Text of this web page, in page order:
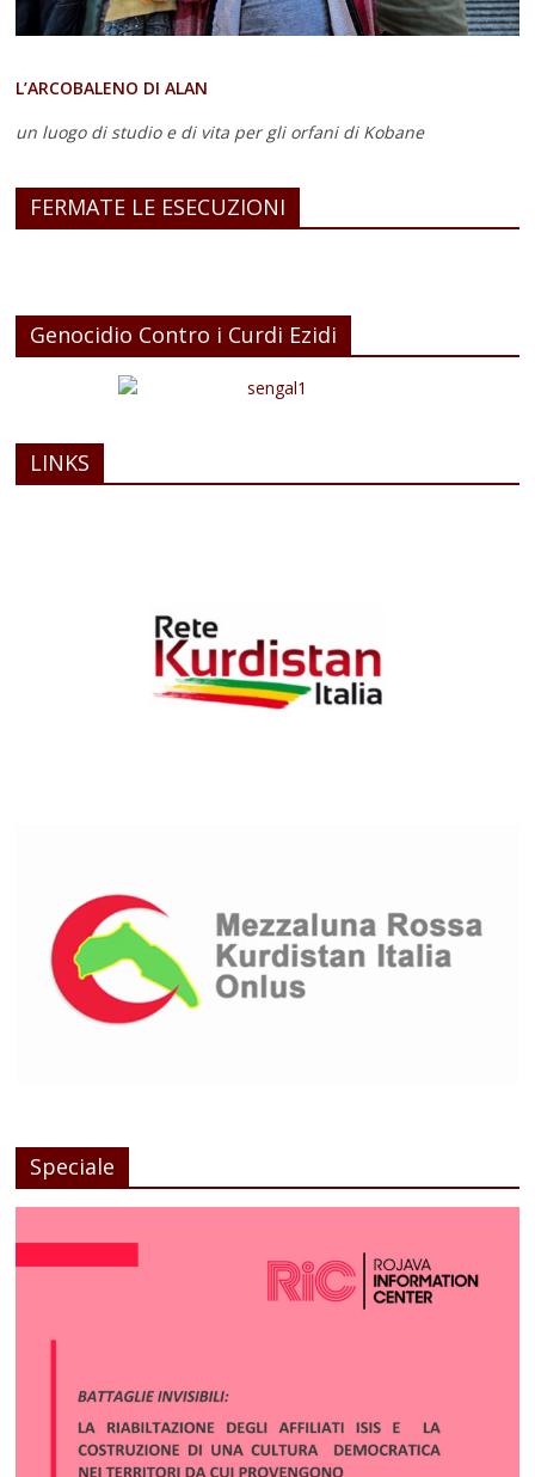
L’ARCOBALENO DI ALAN
un luogo di studio e di vita per gli orfani di Kobane
FERMATE LE ESECUZIONI
Genocidio Contro i Curdi Ezidi
LINKS
Speciale